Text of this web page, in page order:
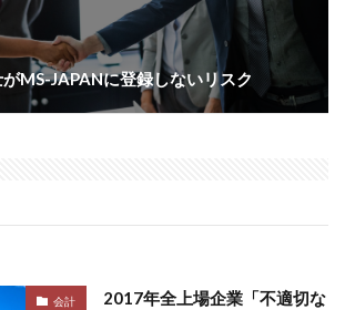
MS-JAPANに登録しないリスク
会計
2017年全上場企業「不適切な